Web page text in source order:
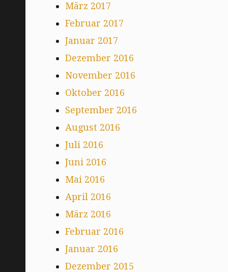
März 2017
Februar 2017
Januar 2017
Dezember 2016
November 2016
Oktober 2016
September 2016
August 2016
Juli 2016
Juni 2016
Mai 2016
April 2016
März 2016
Februar 2016
Januar 2016
Dezember 2015